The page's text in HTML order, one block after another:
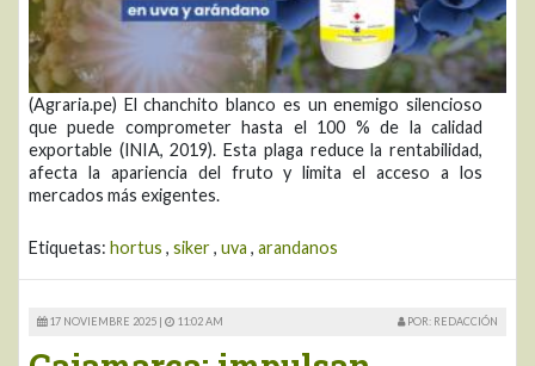
(Agraria.pe) El chanchito blanco es un enemigo silencioso
que puede comprometer hasta el 100 % de la calidad
exportable (INIA, 2019). Esta plaga reduce la rentabilidad,
afecta la apariencia del fruto y limita el acceso a los
mercados más exigentes.
Etiquetas: hortus , siker, uva , arandanos
17 NOVIEMBRE 2025 | 11:02 AM POR: REDACCIÓN